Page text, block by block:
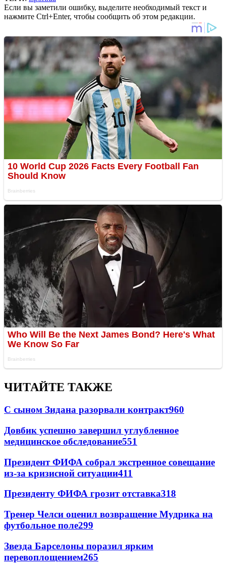
Если вы заметили ошибку, выделите необходимый текст и
нажмите Ctrl+Enter, чтобы сообщить об этом редакции.
ЧИТАЙТЕ ТАКЖЕ
С сыном Зидана разорвали контракт960
Довбик успешно завершил углубленное
медицинское обследование551
Президент ФИФА собрал экстренное совещание
из-за кризисной ситуации411
Президенту ФИФА грозит отставка318
Тренер Челси оценил возвращение Мудрика на
футбольное поле299
Звезда Барселоны поразил ярким
перевоплощением265